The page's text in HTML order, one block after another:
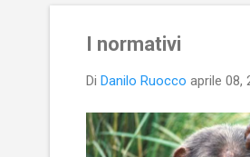
I normativi
Di Danilo Ruocco aprile 08,